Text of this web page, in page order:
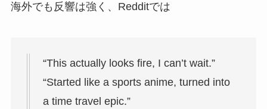
海外でも反響は強く、Redditでは
“This actually looks fire, I can’t wait.”
“Started like a sports anime, turned into
a time travel epic.”